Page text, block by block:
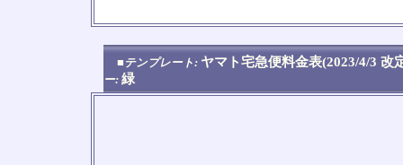
■テンプレート: ヤマト宅急便料金表(2023/4/3
ー: 緑